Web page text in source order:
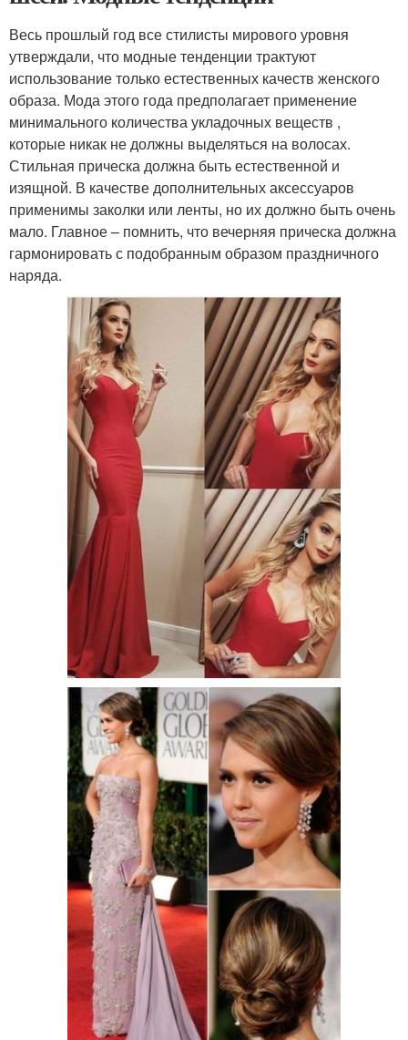
Весь прошлый год все стилисты мирового уровня
утверждали, что модные тенденции трактуют
использование только естественных качеств женского
образа. Мода этого года предполагает применение
минимального количества укладочных веществ ,
которые никак не должны выделяться на волосах.
Стильная прическа должна быть естественной и
изящной. В качестве дополнительных аксессуаров
применимы заколки или ленты, но их должно быть очень
мало. Главное – помнить, что вечерняя прическа должна
гармонировать с подобранным образом праздничного
наряда.